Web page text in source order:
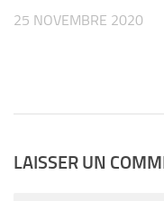
25 NOVEMBRE 2020
LAISSER UN